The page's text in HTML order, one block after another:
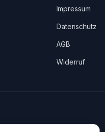
Impressum
Datenschutz
AGB
Widerruf